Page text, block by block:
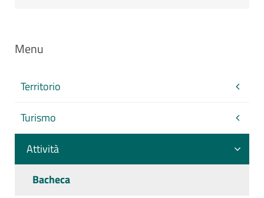
Menu
Territorio
Turismo
Attività
Bacheca